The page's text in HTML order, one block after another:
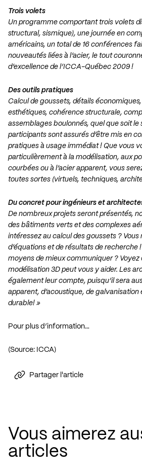
Trois volets
Un programme comportant trois volets
structural, sismique), une journée en
américains, un total de 16 conférences
nouveautés liées à l’acier, le tout
d’excellence de l’ICCA-Québec 2009 !
Des outils pratiques
Calcul de goussets, détails
esthétiques, cohérence structurale,
assemblages boulonnés, quel que soit le
participants sont assurés d’être mis en
pratiques à usage immédiat ! Que vous
particulièrement à la modélisation, aux
courbées ou à l’acier apparent, vous
toutes sortes (virtuels, techniques,
Du concret pour ingénieurs et
De nombreux projets seront présentés,
des bâtiments verts et des complexes
intéressez au calcul des goussets ? Vous
d’équations et de résultats de recherche
moyens de mieux communiquer ? Voyez
modélisation 3D peut vous y aider. Les
également leur compte, puisqu’il sera
apparent, d’acoustique, de
durable! »
Pour plus d’information…
(Source: ICCA)
Partager l'article
Vous aimerez
articles